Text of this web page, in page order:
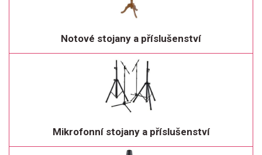
Notové stojany a příslušenství
Mikrofonní stojany a příslušenství